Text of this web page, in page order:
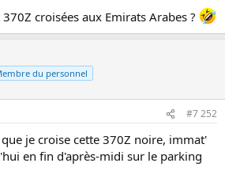
croisées aux Emirats Arabes ?
du personnel
#7 252
je croise cette 370Z noire, immat'
en fin d'après-midi sur le parking